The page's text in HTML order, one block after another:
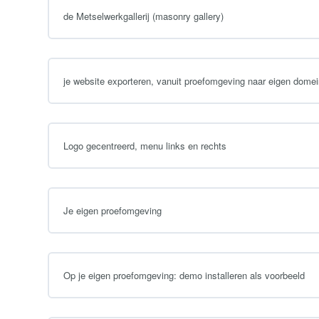
de Metselwerkgallerij (masonry gallery)
je website exporteren, vanuit proefomgeving naar eigen
Logo gecentreerd, menu links en rechts
Je eigen proefomgeving
Op je eigen proefomgeving: demo installeren als voorbeeld